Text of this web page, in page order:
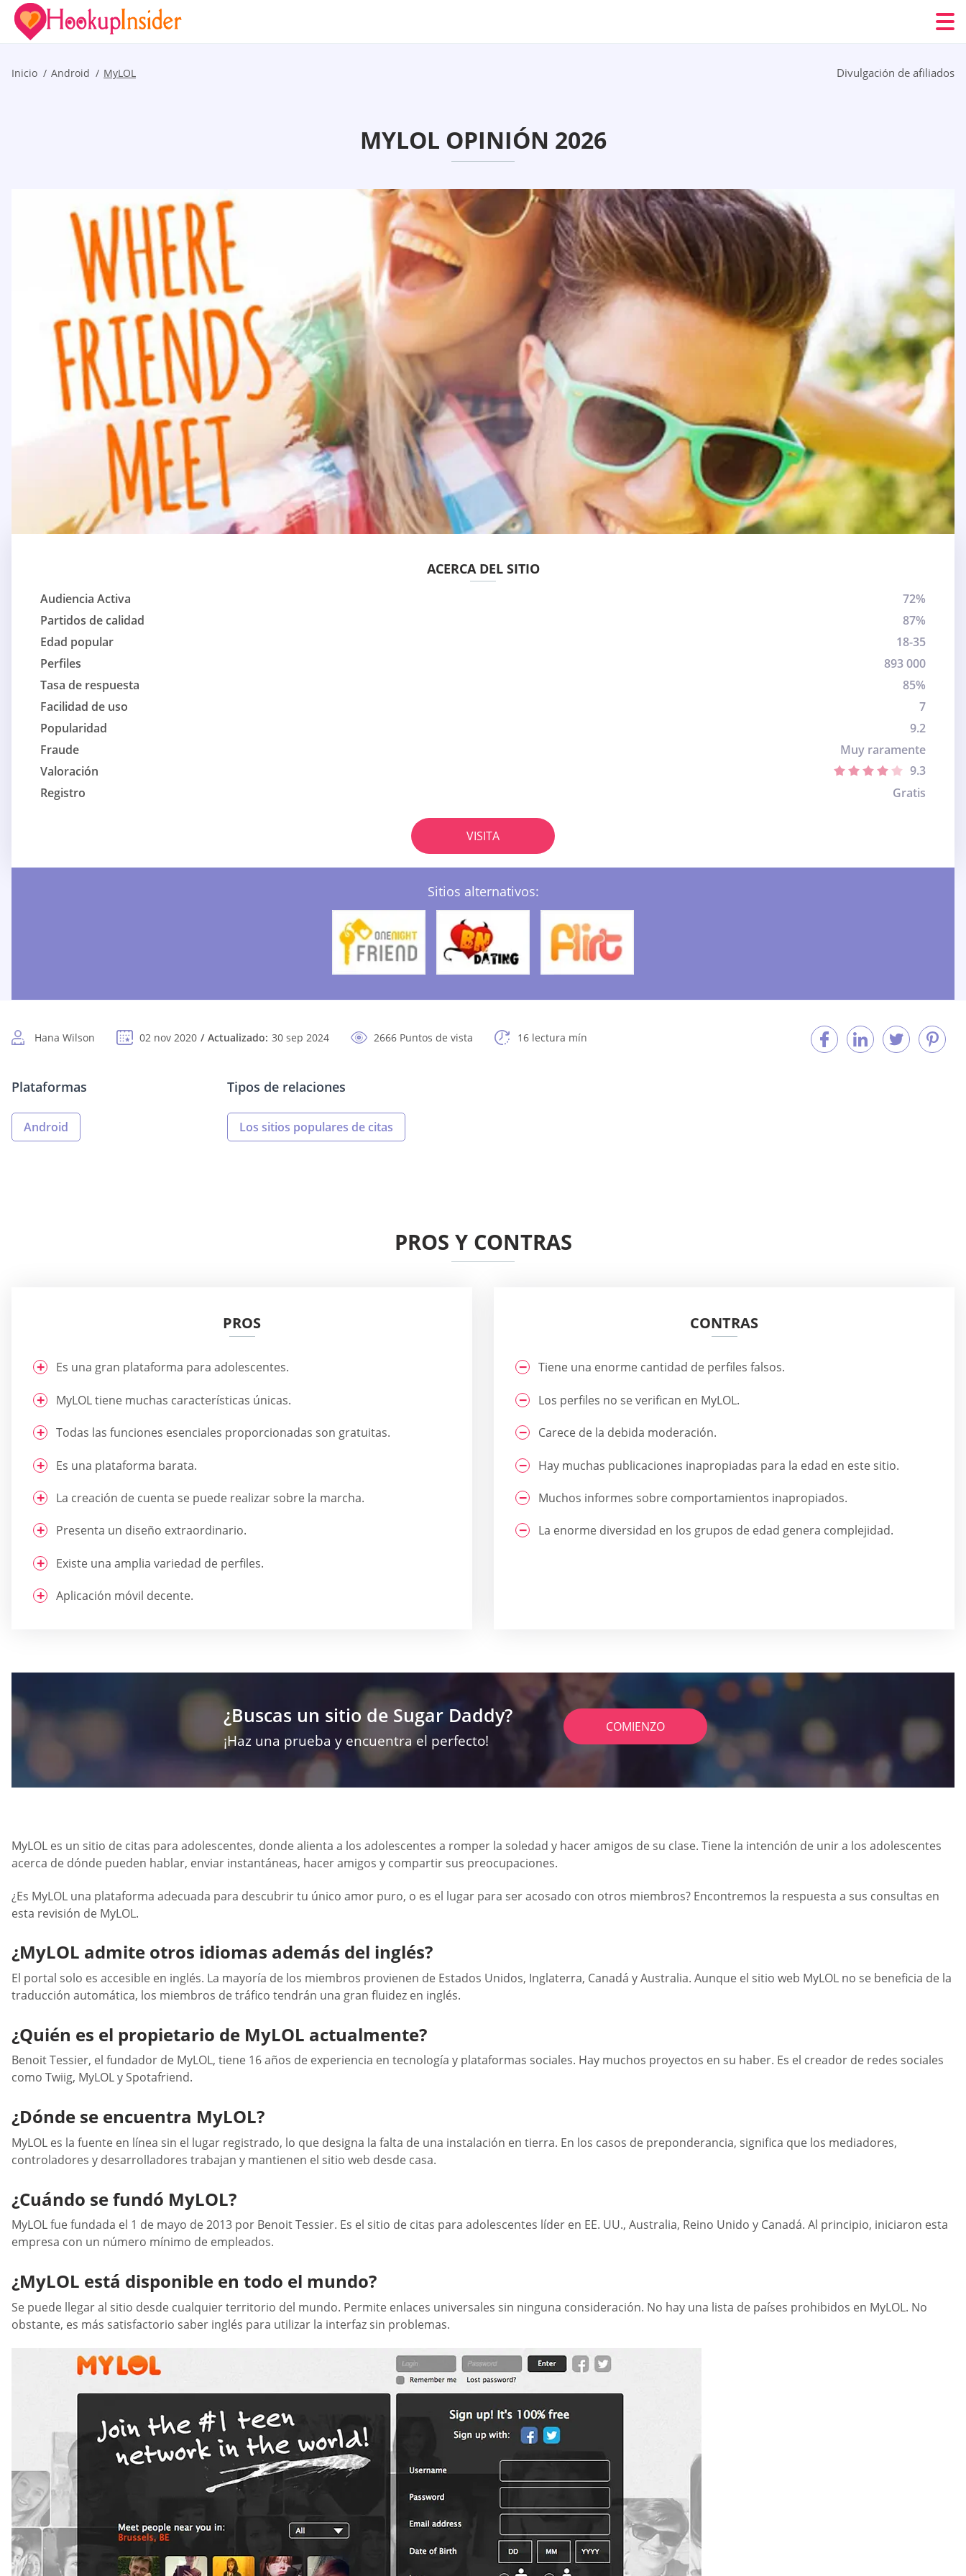
Inicio Android MyLOL Divulgación de afiliados
MYLOL OPINIÓN 2026
ACERCA DEL SITIO
Audiencia Activa
72%
Partidos de calidad
87%
Edad popular
18-35
Perfiles
893 000
Tasa de respuesta
85%
Facilidad de uso
7
Popularidad
9.2
Fraude
Muy raramente
Valoración
9.3
Registro
Gratis
VISITA
Sitios alternativos:
Hana Wilson 02 nov 2020 Actualizado: 30 sep 2024 2666 Puntos de vista 16 lectura mín
Plataformas
Android
Tipos de relaciones
Los sitios populares de citas
PROS Y CONTRAS
PROS
Es una gran plataforma para adolescentes.
MyLOL tiene muchas características únicas.
Todas las funciones esenciales proporcionadas son gratuitas.
Es una plataforma barata.
La creación de cuenta se puede realizar sobre la marcha.
Presenta un diseño extraordinario.
Existe una amplia variedad de perfiles.
Aplicación móvil decente.
CONTRAS
Tiene una enorme cantidad de perfiles falsos.
Los perfiles no se verifican en MyLOL.
Carece de la debida moderación.
Hay muchas publicaciones inapropiadas para la edad en este sitio.
Muchos informes sobre comportamientos inapropiados.
La enorme diversidad en los grupos de edad genera complejidad.
¿Buscas un sitio de Sugar Daddy?
¡Haz una prueba y encuentra el perfecto!
COMIENZO
MyLOL es un sitio de citas para adolescentes, donde alienta a los adolescentes a romper la soledad y hacer amigos de su clase. Tiene la intención de unir a los adolescentes
acerca de dónde pueden hablar, enviar instantáneas, hacer amigos y compartir sus preocupaciones.
¿Es MyLOL una plataforma adecuada para descubrir tu único amor puro, o es el lugar para ser acosado con otros miembros? Encontremos la respuesta a sus consultas en
esta revisión de MyLOL.
¿MyLOL admite otros idiomas además del inglés?
El portal solo es accesible en inglés. La mayoría de los miembros provienen de Estados Unidos, Inglaterra, Canadá y Australia. Aunque el sitio web MyLOL no se beneficia de la
traducción automática, los miembros de tráfico tendrán una gran fluidez en inglés.
¿Quién es el propietario de MyLOL actualmente?
Benoit Tessier, el fundador de MyLOL, tiene 16 años de experiencia en tecnología y plataformas sociales. Hay muchos proyectos en su haber. Es el creador de redes sociales
como Twiig, MyLOL y Spotafriend.
¿Dónde se encuentra MyLOL?
MyLOL es la fuente en línea sin el lugar registrado, lo que designa la falta de una instalación en tierra. En los casos de preponderancia, significa que los mediadores,
controladores y desarrolladores trabajan y mantienen el sitio web desde casa.
¿Cuándo se fundó MyLOL?
MyLOL fue fundada el 1 de mayo de 2013 por Benoit Tessier. Es el sitio de citas para adolescentes líder en EE. UU., Australia, Reino Unido y Canadá. Al principio, iniciaron esta
empresa con un número mínimo de empleados.
¿MyLOL está disponible en todo el mundo?
Se puede llegar al sitio desde cualquier territorio del mundo. Permite enlaces universales sin ninguna consideración. No hay una lista de países prohibidos en MyLOL. No
obstante, es más satisfactorio saber inglés para utilizar la interfaz sin problemas.